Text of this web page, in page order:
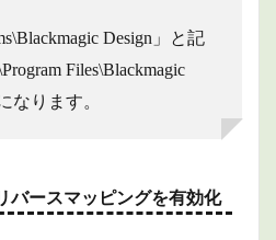
Design」と記
Files\Blackmagic
なります。
バースマッピングを有効化